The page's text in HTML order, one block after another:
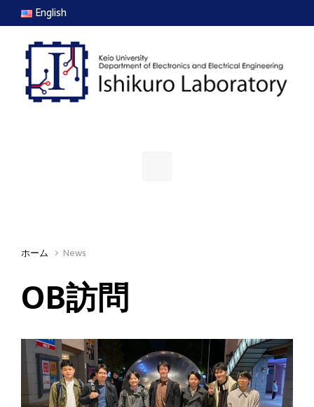
Skip to main content
English
ホーム News
OB訪問